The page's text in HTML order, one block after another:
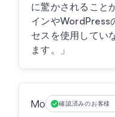
に驚かされること
インやWordPress
セスを使用してい
ます。」
Mo 確認済みのお客様